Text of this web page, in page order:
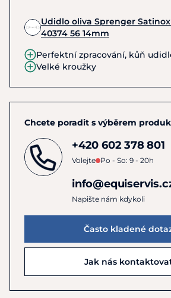
Udidlo oliva Sprenger
40374 56 14mm
Perfektní zpracování, kůň
Velké kroužky
Chcete poradit s výběrem
+420 602 378 801
Volejte Po - So: 9 - 20h
Napište nám kdykoli
Často kladené
Jak nás